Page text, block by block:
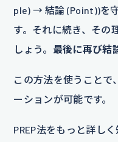
ple) → 結論 (Point))を
す。それに続き、その
しょう。 最後に再び結
この方法を使うことで
ーションが可能です。
PREP法をもっと詳し